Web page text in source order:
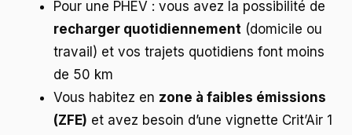
Pour une PHEV : vous avez la possibilité de
recharger quotidiennement (domicile ou
travail) et vos trajets quotidiens font moins
de 50 km
Vous habitez en zone à faibles émissions
(ZFE) et avez besoin d’une vignette Crit’Air 1